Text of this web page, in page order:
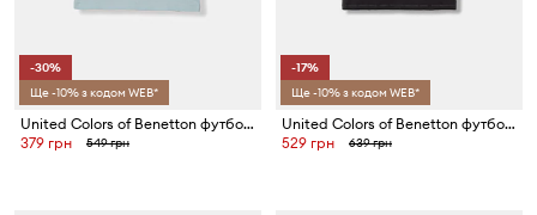
-30%
Ще -10% з кодом WEB*
United Colors of Benetton футболка дитяча з бавовною
379 грн
549 грн
-17%
Ще -10% з кодом WEB*
United Colors of Benetton футболка дитяча бавовняна
529 грн
639 грн